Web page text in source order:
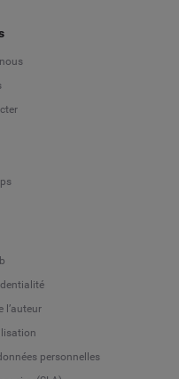
l’auteur
personnelles